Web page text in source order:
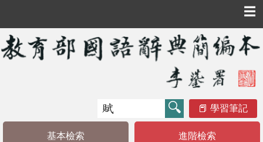
☰
學習筆記
基本檢索 進階檢索